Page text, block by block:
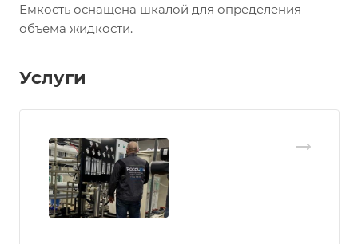
Емкость оснащена шкалой для определения
объема жидкости.
Услуги